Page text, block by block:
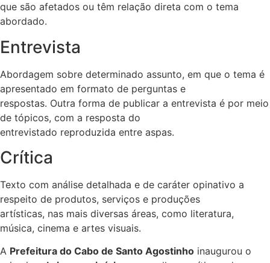
que são afetados ou têm relação direta com o tema
abordado.
Entrevista
Abordagem sobre determinado assunto, em que o tema é
apresentado em formato de perguntas e
respostas. Outra forma de publicar a entrevista é por meio
de tópicos, com a resposta do
entrevistado reproduzida entre aspas.
Crítica
Texto com análise detalhada e de caráter opinativo a
respeito de produtos, serviços e produções
artísticas, nas mais diversas áreas, como literatura,
música, cinema e artes visuais.
A Prefeitura do Cabo de Santo Agostinho inaugurou o